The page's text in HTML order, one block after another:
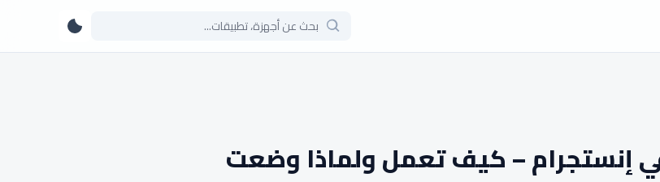
إنستجرام – كيف تعمل ولماذا وضعت